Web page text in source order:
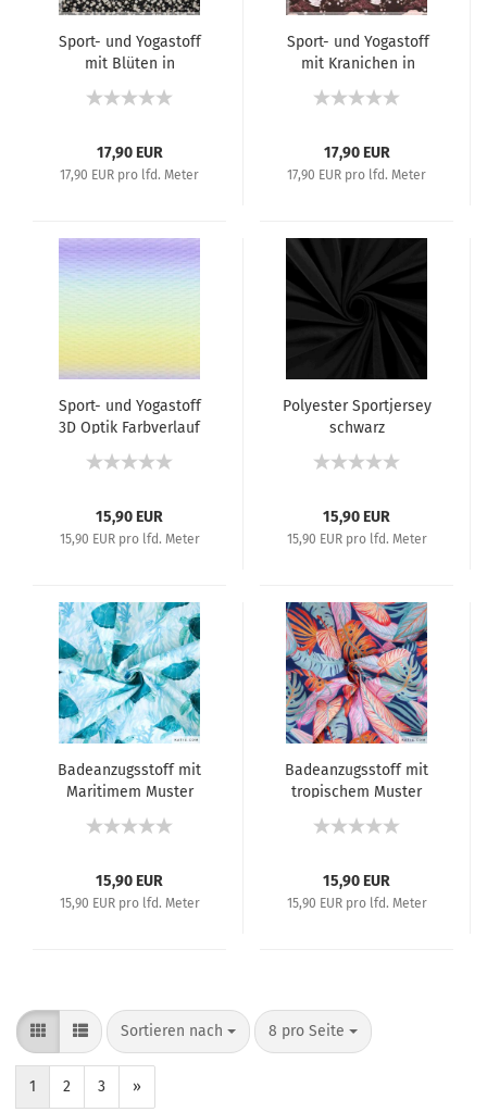
Sport- und Yogastoff
mit Blüten in
Schwarz
17,90 EUR
17,90 EUR pro lfd. Meter
Sport- und Yogastoff
mit Kranichen in
17,90 EUR
17,90 EUR pro lfd. Meter
Sport- und Yogastoff
3D Optik Farbverlauf
15,90 EUR
15,90 EUR pro lfd. Meter
Polyester Sportjersey
schwarz
15,90 EUR
15,90 EUR pro lfd. Meter
Badeanzugsstoff mit
Maritimem Muster
15,90 EUR
15,90 EUR pro lfd. Meter
Badeanzugsstoff mit
tropischem Muster
15,90 EUR
15,90 EUR pro lfd. Meter
Sortieren nach 8 pro Seite
1 2 3 »